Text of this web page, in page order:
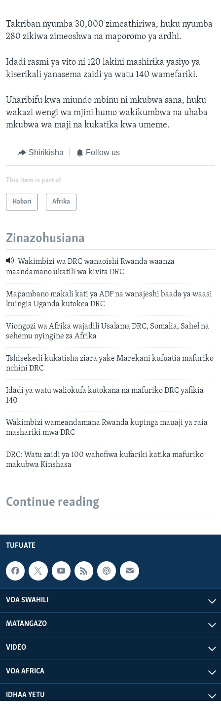
Takriban nyumba 30,000 zimeathiriwa, huku nyumba
280 zikiwa zimeoshwa na maporomo ya ardhi.
Idadi rasmi ya vito ni 120 lakini mashirika yasiyo ya
kiserikali yanasema zaidi ya watu 140 wamefariki.
Uharibifu kwa miundo mbinu ni mkubwa sana, huku
wakazi wengi wa mjini humo wakikumbwa na uhaba
mkubwa wa maji na kukatika kwa umeme.
Shirikisha Follow us
This item is part of
Habari Afrika
Zinazohusiana
Wakimbizi wa DRC wanaoishi Rwanda waanza
maandamano ukatili wa kivita DRC
Mapambano makali kati ya ADF na wanajeshi baada ya waasi
kuingia Uganda kutokea DRC
Viongozi wa Afrika wajadili Usalama DRC, Somalia, Sahel na
sehemu nyingine za Afrika
Tshisekedi kukatisha ziara yake Marekani kufuatia mafuriko
nchini DRC
Idadi ya watu waliokufa kutokana na mafuriko DRC yafikia
140
Wakimbizi wameandamana Rwanda kupinga mauaji ya raia
mashariki mwa DRC
DRC: Watu zaidi ya 100 wahofiwa kufariki katika mafuriko
makubwa Kinshasa
Continue reading
TUFUATE
VOA SWAHILI
MATANGAZO
VIDEO
VOA AFRICA
IDHAA YETU